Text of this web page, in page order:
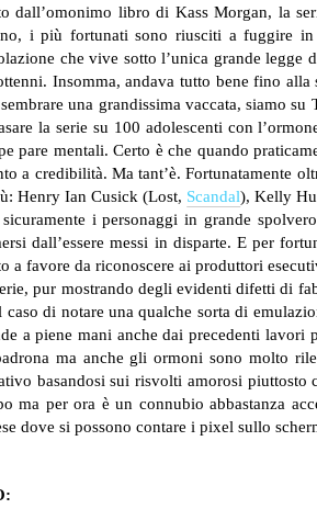
dall’omonimo libro di Kass Morgan, la
i più fortunati sono riusciti a fuggire in
che vive sotto l’unica grande legge
Insomma, andava tutto bene fino
una grandissima vaccata, siamo
la serie su 100 adolescenti con
pare mentali. Certo è che quando
a credibilità. Ma tant’è. Fortunatamente
Henry Ian Cusick (Lost, Scandal), Kelly
i personaggi in grande
dall’essere messi in disparte. E per
a favore da riconoscere ai produttori
pur mostrando degli evidenti difetti di
caso di notare una qualche sorta di
a piene mani anche dai precedenti lavori
ma anche gli ormoni sono molto
basandosi sui risvolti amorosi
ma per ora è un connubio abbastanza
dove si possono contare i pixel sullo